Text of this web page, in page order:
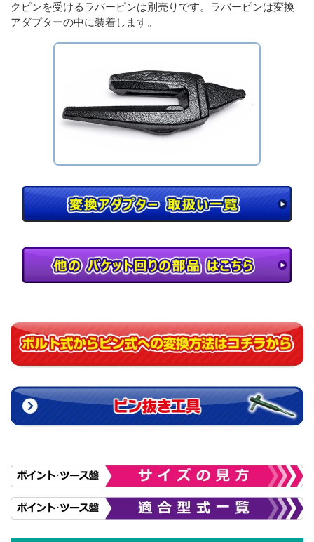
クピンを受けるラバーピンは別売りです。ラバーピンは変換
アダプターの中に装着します。